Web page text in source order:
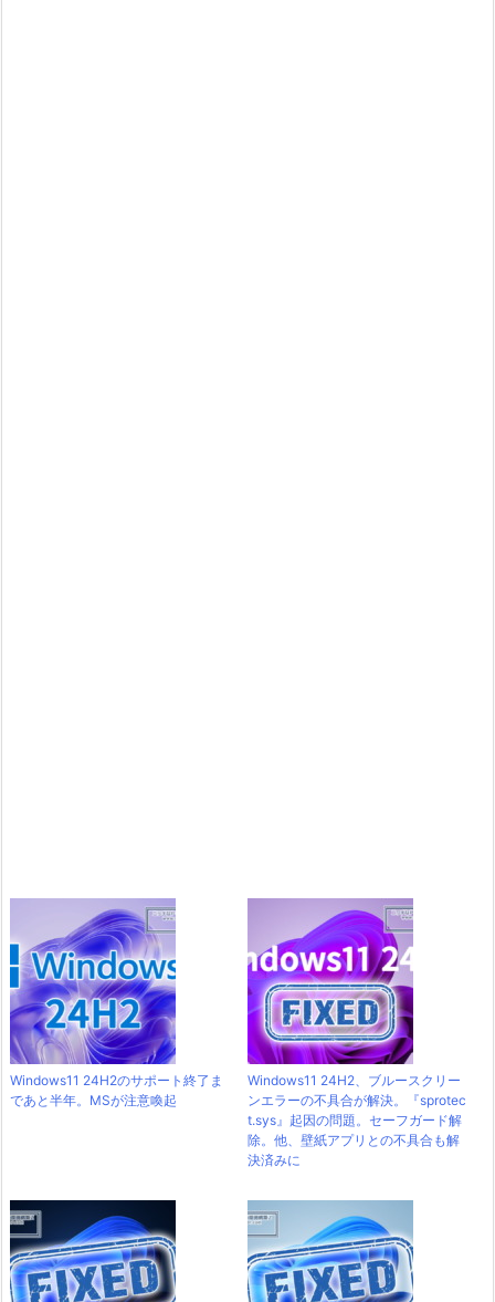
Windows11 24H2のサポート終了ま
であと半年。MSが注意喚起
Windows11 24H2、ブルースクリー
ンエラーの不具合が解決。『sprotec
t.sys』起因の問題。セーフガード解
除。他、壁紙アプリとの不具合も解
決済みに